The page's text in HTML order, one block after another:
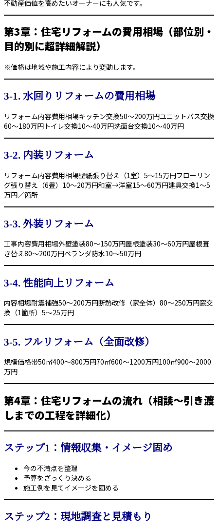
不動産価値を高めたいオーナーにも人気です。
第3章：住宅リフォームの費用相場（部位別・
目的別に超詳細解説）
※価格は地域や施工内容により変動します。
3-1. 水回りリフォームの費用相場
リフォーム内容費用相場キッチン交換50〜200万円ユニットバス交換
60〜180万円トイレ交換10〜40万円洗面台交換10〜40万円
3-2. 内装リフォーム
リフォーム内容費用相場壁紙張り替え（1室）5〜15万円フローリン
グ張り替え（6畳）10〜20万円和室→洋室15〜60万円建具交換1〜5
万円／箇所
3-3. 外装リフォーム
工事内容費用相場外壁塗装80〜150万円屋根塗装30〜60万円屋根葺
き替え80〜200万円ベランダ防水10〜50万円
3-4. 性能向上リフォーム
内容相場耐震補強50〜200万円断熱改修（家全体）80〜250万円窓交
換（1箇所）5〜25万円
3-5. フルリフォーム（全面改修）
規模価格帯50㎡400〜800万円70㎡600〜1200万円100㎡900〜2000
万円
第4章：住宅リフォームの流れ（相談〜引き渡
しまでの工程を詳細化）
ステップ1：情報収集・イメージ固め
今の不満点を整理
予算をざっくり決める
施工例を見てイメージを固める
ステップ2：現地調査と見積もり